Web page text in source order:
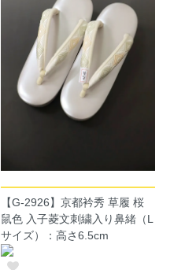
【G-2926】京都衿秀 草履 桜
鼠色 入子菱文刺繍入り鼻緒（L
サイズ）：高さ6.5cm